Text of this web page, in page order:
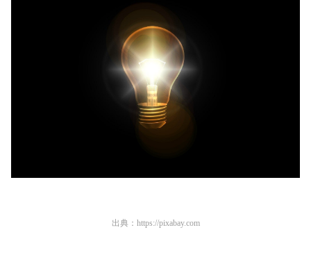
出典： https://pixabay.com